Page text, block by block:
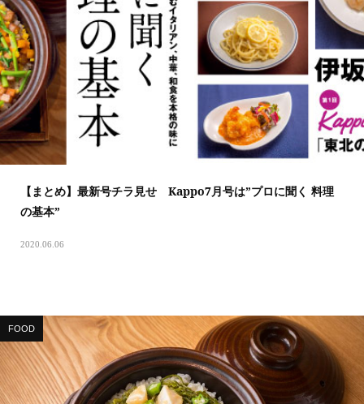
【まとめ】最新号チラ見せ Kappo7月号は”プロに聞く 料理
の基本”
2020.06.06
FOOD